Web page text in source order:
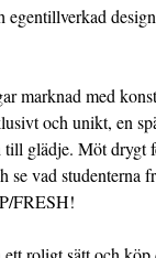
marknad med
och unikt, en
glädje. Möt drygt
se vad studenterna
FRESH!